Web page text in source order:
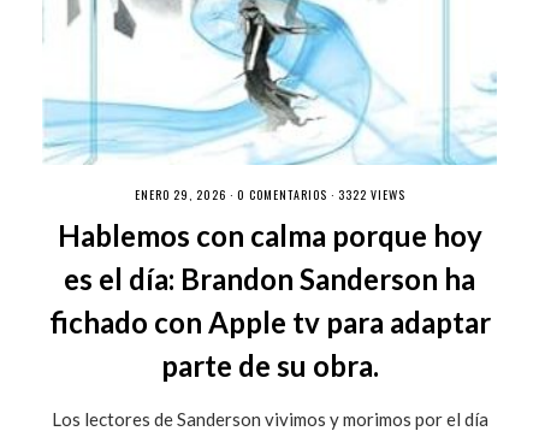
ENERO 29, 2026 · 0 COMENTARIOS · 3322 VIEWS
Hablemos con calma porque hoy
es el día: Brandon Sanderson ha
fichado con Apple tv para adaptar
parte de su obra.
Los lectores de Sanderson vivimos y morimos por el día